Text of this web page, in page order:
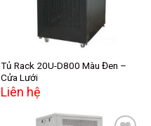
Tủ Rack 20U-D800 Màu Đen –
Cửa Lưới
Liên hệ